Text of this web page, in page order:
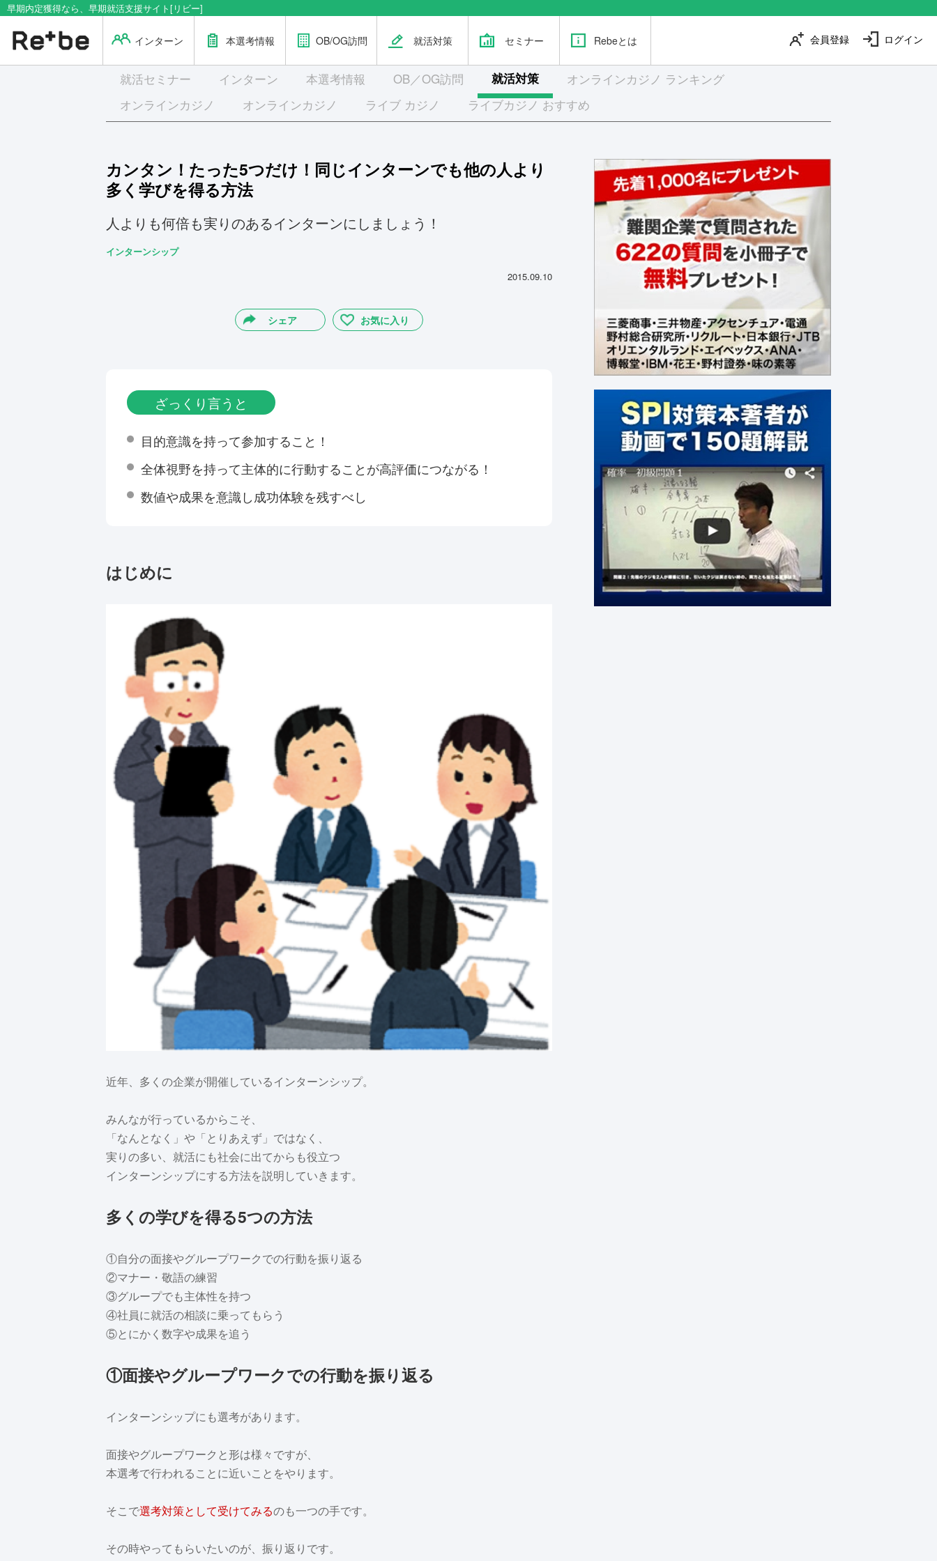
早期内定獲得なら、早期就活支援サイト[リビー]
ログイン
会員登録
インターン 本選考情報 OB/OG訪問 就活対策 セミナー Rebeとは
就活セミナー インターン 本選考情報 OB／OG訪問 就活対策
オンラインカジノ ランキング
オンラインカジノ
オンラインカジノ ライブ カジノ ライブカジノ おすすめ
カンタン！たった5つだけ！同じインターンでも他の人より
多く学びを得る方法
人よりも何倍も実りのあるインターンにしましょう！
インターンシップ
2015.09.10
シェア お気に入り
ざっくり言うと
目的意識を持って参加すること！
全体視野を持って主体的に行動することが高評価につながる！
数値や成果を意識し成功体験を残すべし
はじめに
近年、多くの企業が開催しているインターンシップ。
みんなが行っているからこそ、
「なんとなく」や「とりあえず」ではなく、
実りの多い、就活にも社会に出てからも役立つ
インターンシップにする方法を説明していきます。
多くの学びを得る5つの方法
①自分の面接やグループワークでの行動を振り返る
②マナー・敬語の練習
③グループでも主体性を持つ
④社員に就活の相談に乗ってもらう
⑤とにかく数字や成果を追う
①面接やグループワークでの行動を振り返る
インターンシップにも選考があります。
面接やグループワークと形は様々ですが、
本選考で行われることに近いことをやります。
そこで選考対策として受けてみるのも一つの手です。
その時やってもらいたいのが、振り返りです。